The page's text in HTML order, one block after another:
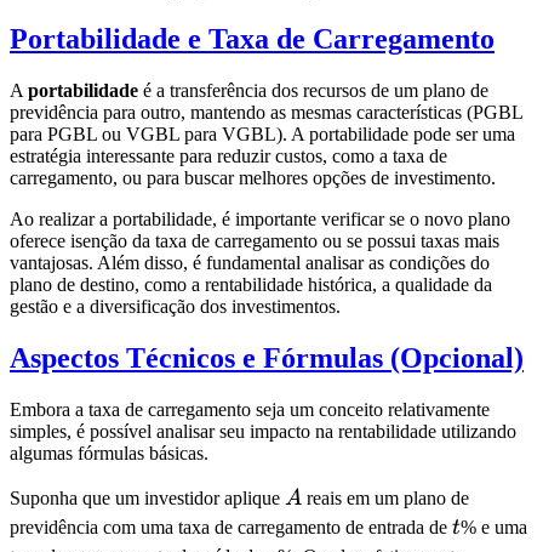
Portabilidade e Taxa de Carregamento
A portabilidade é a transferência dos recursos de um plano de
previdência para outro, mantendo as mesmas características (PGBL
para PGBL ou VGBL para VGBL). A portabilidade pode ser uma
estratégia interessante para reduzir custos, como a taxa de
carregamento, ou para buscar melhores opções de investimento.
Ao realizar a portabilidade, é importante verificar se o novo plano
oferece isenção da taxa de carregamento ou se possui taxas mais
vantajosas. Além disso, é fundamental analisar as condições do
plano de destino, como a rentabilidade histórica, a qualidade da
gestão e a diversificação dos investimentos.
Aspectos Técnicos e Fórmulas (Opcional)
Embora a taxa de carregamento seja um conceito relativamente
simples, é possível analisar seu impacto na rentabilidade utilizando
algumas fórmulas básicas.
Suponha que um investidor aplique A
A reais em um plano de
previdência com uma taxa de carregamento de entrada de t
t% e uma